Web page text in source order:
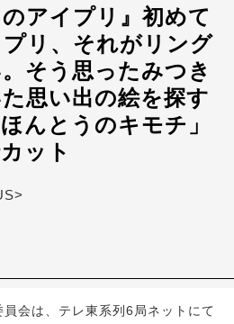
アイプリ』初めて
リ、それがリング
そう思ったみつき
思い出の絵を探す
んとうのキモチ」
ット
会は、テレ東系列6局ネットにて